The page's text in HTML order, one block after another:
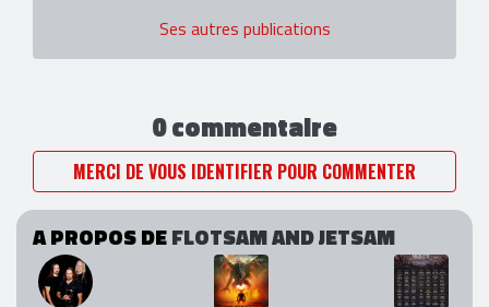
Ses autres publications
0 commentaire
MERCI DE VOUS IDENTIFIER POUR COMMENTER
A PROPOS DEFLOTSAM AND JETSAM